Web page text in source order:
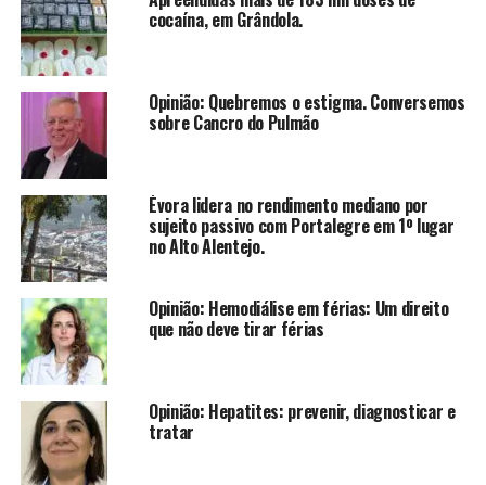
cocaína, em Grândola.
Opinião: Quebremos o estigma. Conversemos
sobre Cancro do Pulmão
Évora lidera no rendimento mediano por
sujeito passivo com Portalegre em 1º lugar
no Alto Alentejo.
Opinião: Hemodiálise em férias: Um direito
que não deve tirar férias
Opinião: Hepatites: prevenir, diagnosticar e
tratar